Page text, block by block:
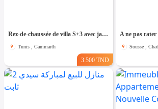
Rez-de-chaussée de villa S+3 avec jardin à Gammarth MRCL0284
Tunis , Gammarth
3.500 TND
Sousse ,